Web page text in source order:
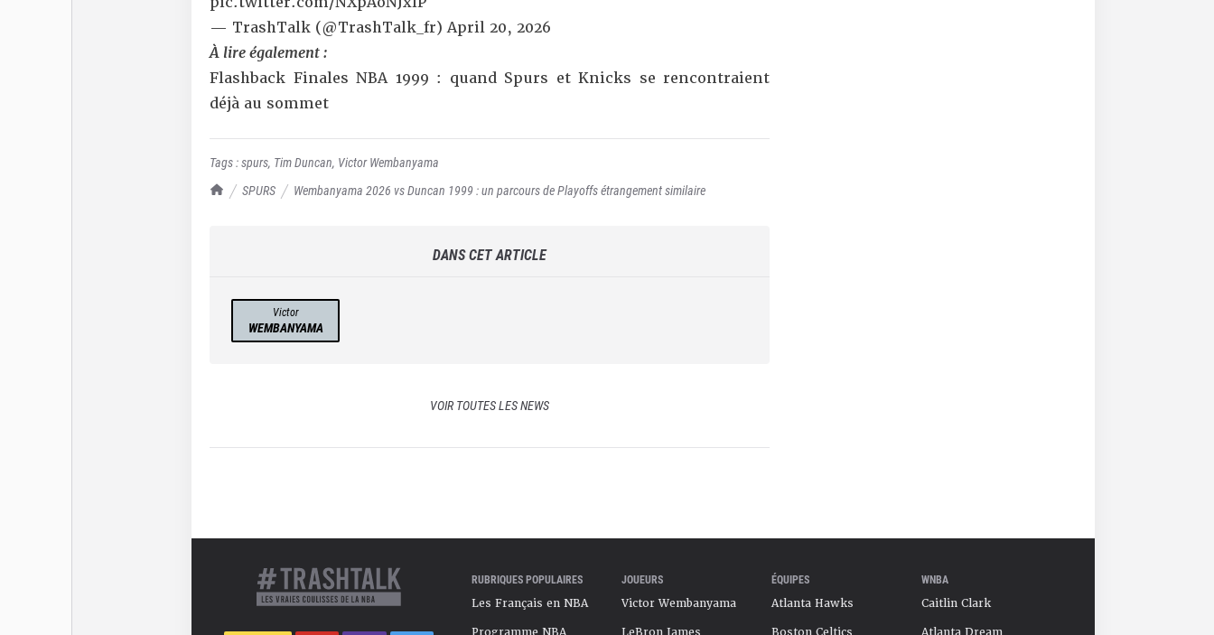
TrashTalk Actu NBA
SPURS Wembanyama 2026 vs Duncan 1999 : un parcours de Playoffs étrangement similaire
— TrashTalk (@TrashTalk_fr)April 20, 2026
À lire également :
Flashback Finales NBA 1999 : quand Spurs et Knicks se rencontraient
déjà au sommet
Tags :spurs, Tim Duncan, Victor Wembanyama
DANS CET ARTICLE
Victor
WEMBANYAMA
VOIR TOUTES LES NEWS
RUBRIQUES POPULAIRES
Les Français en NBA
JOUEURS
Victor Wembanyama
ÉQUIPES
Atlanta Hawks
WNBA
Caitlin Clark